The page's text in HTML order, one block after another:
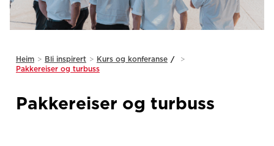
Heim > Bli inspirert > Kurs og konferanse /
>
Pakkereiser og turbuss
Pakkereiser og turbuss